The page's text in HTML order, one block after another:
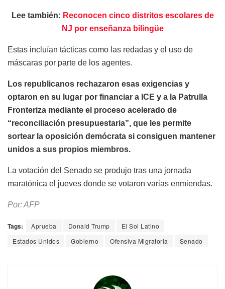
Lee también: Reconocen cinco distritos escolares de
NJ por enseñanza bilingüe
Estas incluían tácticas como las redadas y el uso de
máscaras por parte de los agentes.
Los republicanos rechazaron esas exigencias y
optaron en su lugar por financiar a ICE y a la Patrulla
Fronteriza mediante el proceso acelerado de
“reconciliación presupuestaria”, que les permite
sortear la oposición demócrata si consiguen mantener
unidos a sus propios miembros.
La votación del Senado se produjo tras una jornada
maratónica el jueves donde se votaron varias enmiendas.
Por: AFP
Tags: Aprueba Donald Trump
El Sol Latino
Estados Unidos
Gobierno Ofensiva Migratoria Senado